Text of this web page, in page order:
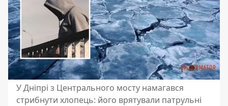
У Дніпрі з Центрального мосту намагався
стрибнути хлопець: його врятували патрульні